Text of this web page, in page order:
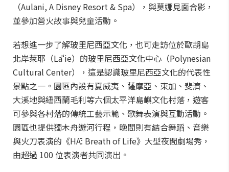
（Aulani, A Disney Resort & Spa），與莫娜見面合影，
並參加營火故事與兒童活動。
若想進一步了解玻里尼西亞文化，也可走訪位於歐胡島
北岸萊耶（Lāʻie）的玻里尼西亞文化中心（Polynesian
Cultural Center），這是認識玻里尼西亞文化的代表性
景點之一。園區內設有夏威夷、薩摩亞、東加、斐濟、
大溪地與紐西蘭毛利等六個太平洋島嶼文化村落，遊客
可參與各村落的傳統工藝示範、歌舞表演與互動活動。
園區也提供獨木舟遊河行程，晚間則有結合舞蹈、音樂
與火刀表演的《HĀ: Breath of Life》大型夜間劇場秀，
由超過 100 位表演者共同演出。